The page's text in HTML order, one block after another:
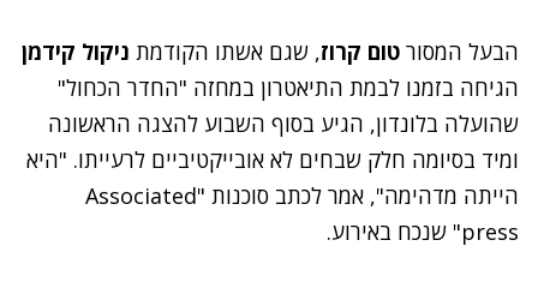
הבעל המסור טום קרוז, שגם אשתו הקודמת ניקול קידמן
הגיחה בזמנו לבמת התיאטרון במחזה "החדר הכחול"
שהועלה בלונדון, הגיע בסוף השבוע להצגה הראשונה
ומיד בסיומה חלק שבחים לא אובייקטיביים לרעייתו. "היא
הייתה מדהימה", אמר לכתב סוכנות "Associated
press" שנכח באירוע.